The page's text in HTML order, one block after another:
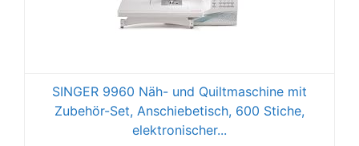
SINGER 9960 Näh- und Quiltmaschine mit
Zubehör-Set, Anschiebetisch, 600 Stiche,
elektronischer...